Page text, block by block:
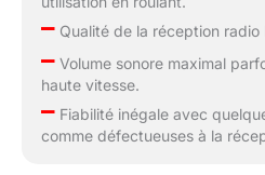
–Qualité de la réception radio
–Volume sonore maximal
haute vitesse.
–Fiabilité inégale avec
comme défectueuses à la